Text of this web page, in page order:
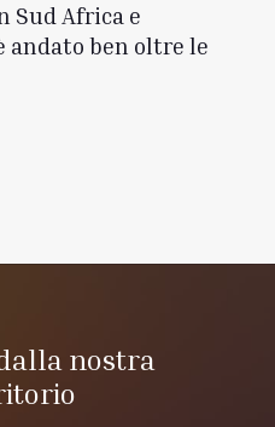
Sud Africa e
andato ben oltre le
nostra